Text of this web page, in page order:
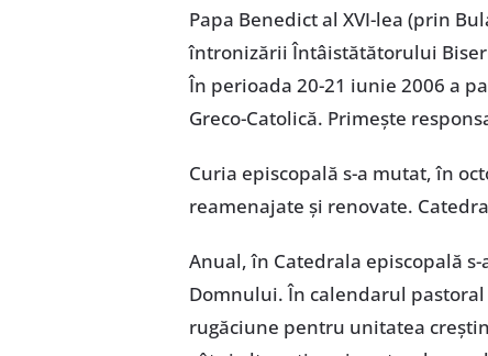
Papa Benedict al XVI-lea (prin
întronizării Întâistătătorului
În perioada 20-21 iunie 2006 a
Greco-Catolică. Primește
Curia episcopală s-a mutat, în
reamenajate și renovate.
Anual, în Catedrala episcopală
Domnului. În calendarul
rugăciune pentru unitatea